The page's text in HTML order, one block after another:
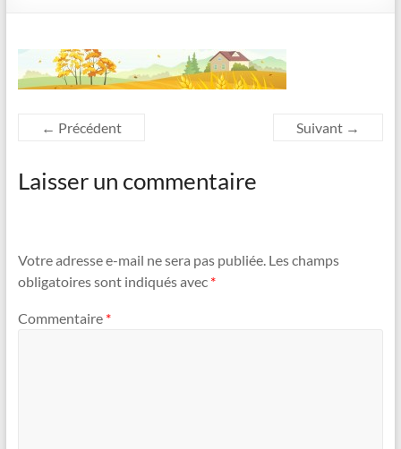
← Précédent Suivant →
Laisser un commentaire
Votre adresse e-mail ne sera pas publiée. Les champs
obligatoires sont indiqués avec *
Commentaire *